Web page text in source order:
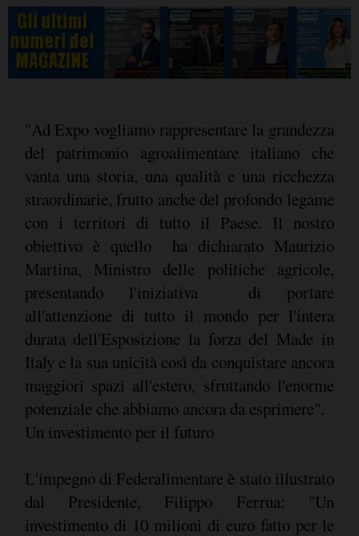
"Ad Expo vogliamo rappresentare la grandezza
del patrimonio agroalimentare italiano che
vanta una storia, una qualità e una ricchezza
straordinarie, frutto anche del profondo legame
con i territori di tutto il Paese. Il nostro
obiettivo è quello  ha dichiarato Maurizio
Martina, Ministro delle politiche agricole,
presentando l'iniziativa  di portare
all'attenzione di tutto il mondo per l'intera
durata dell'Esposizione la forza del Made in
Italy e la sua unicità così da conquistare ancora
maggiori spazi all'estero, sfruttando l'enorme
potenziale che abbiamo ancora da esprimere".
Un investimento per il futuro
L'impegno di Federalimentare è stato illustrato
dal Presidente, Filippo Ferrua: "Un
investimento di 10 milioni di euro fatto per le